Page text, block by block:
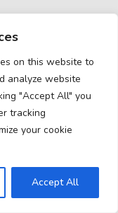
on this website to
analyze website
"Accept All" you
tracking
your cookie
Accept All
saugojimo
ip.com arba
IR
būtų saugomi saugiai
jokiam asmeniui,
leidimą gauti